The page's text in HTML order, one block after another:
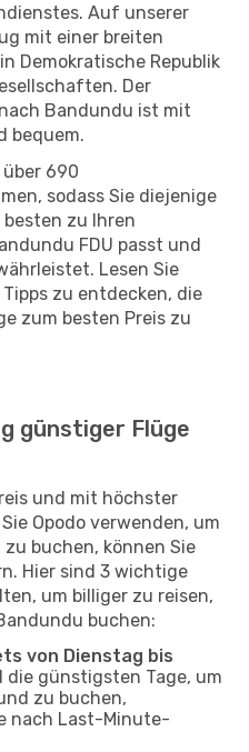
Auf unserer
mit einer breiten
Demokratische Republik
Der
Bandundu ist mit
bequem.
690
sodass Sie diejenige
zu Ihren
FDU passt und
Lesen Sie
zu entdecken, die
zum besten Preis zu
günstiger Flüge
und mit höchster
Opodo verwenden, um
buchen, können Sie
Hier sind 3 wichtige
um billiger zu reisen,
buchen:
von Dienstag bis
die günstigsten Tage, um
zu buchen,
nach Last-Minute-